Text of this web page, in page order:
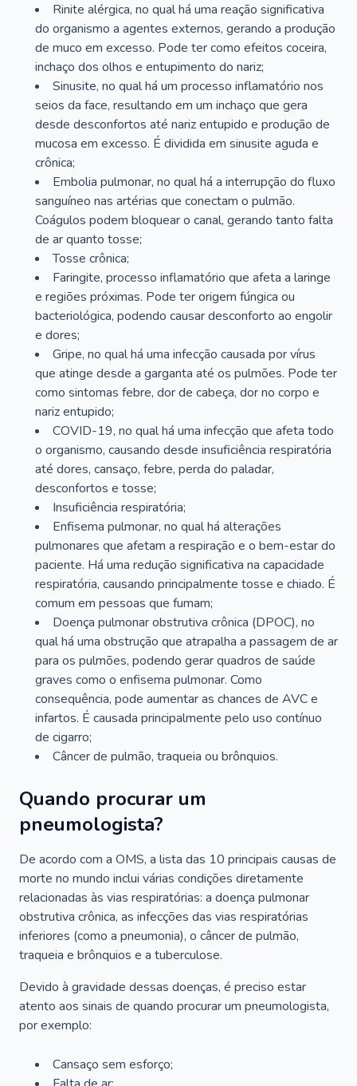
Rinite alérgica, no qual há uma reação significativa
do organismo a agentes externos, gerando a produção
de muco em excesso. Pode ter como efeitos coceira,
inchaço dos olhos e entupimento do nariz;
Sinusite, no qual há um processo inflamatório nos
seios da face, resultando em um inchaço que gera
desde desconfortos até nariz entupido e produção de
mucosa em excesso. É dividida em sinusite aguda e
crônica;
Embolia pulmonar, no qual há a interrupção do fluxo
sanguíneo nas artérias que conectam o pulmão.
Coágulos podem bloquear o canal, gerando tanto falta
de ar quanto tosse;
Tosse crônica;
Faringite, processo inflamatório que afeta a laringe
e regiões próximas. Pode ter origem fúngica ou
bacteriológica, podendo causar desconforto ao engolir
e dores;
Gripe, no qual há uma infecção causada por vírus
que atinge desde a garganta até os pulmões. Pode ter
como sintomas febre, dor de cabeça, dor no corpo e
nariz entupido;
COVID-19, no qual há uma infecção que afeta todo
o organismo, causando desde insuficiência respiratória
até dores, cansaço, febre, perda do paladar,
desconfortos e tosse;
Insuficiência respiratória;
Enfisema pulmonar, no qual há alterações
pulmonares que afetam a respiração e o bem-estar do
paciente. Há uma redução significativa na capacidade
respiratória, causando principalmente tosse e chiado. É
comum em pessoas que fumam;
Doença pulmonar obstrutiva crônica (DPOC), no
qual há uma obstrução que atrapalha a passagem de ar
para os pulmões, podendo gerar quadros de saúde
graves como o enfisema pulmonar. Como
consequência, pode aumentar as chances de AVC e
infartos. É causada principalmente pelo uso contínuo
de cigarro;
Câncer de pulmão, traqueia ou brônquios.
Quando procurar um
pneumologista?
De acordo com a OMS, a lista das 10 principais causas de
morte no mundo inclui várias condições diretamente
relacionadas às vias respiratórias: a doença pulmonar
obstrutiva crônica, as infecções das vias respiratórias
inferiores (como a pneumonia), o câncer de pulmão,
traqueia e brônquios e a tuberculose.
Devido à gravidade dessas doenças, é preciso estar
atento aos sinais de quando procurar um pneumologista,
por exemplo:
Cansaço sem esforço;